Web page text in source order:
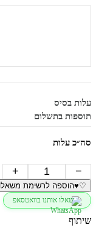
עלות בסיס
תוספות בתשלום
סה״כ עלות
−
כמות
של
שעון
מייקל
קורס
לאישה
+
♡
♥הוספה לרשימת
שאלו אותנו בוואטסאפ
שיתוף